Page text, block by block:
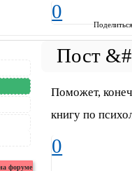
0
Поможет,
книгу по
0